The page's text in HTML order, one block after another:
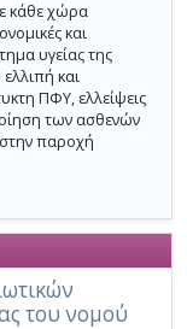
κάθε χώρα
και
υγείας της
και
ΠΦΥ, ελλείψεις
των ασθενών
παροχή
του νομού